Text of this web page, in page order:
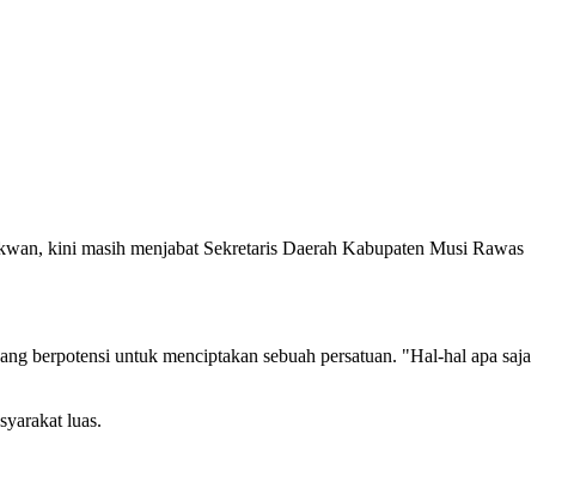
kini masih menjabat Sekretaris Daerah Kabupaten Musi Rawas
berpotensi untuk menciptakan sebuah persatuan. "Hal-hal apa saja
luas.